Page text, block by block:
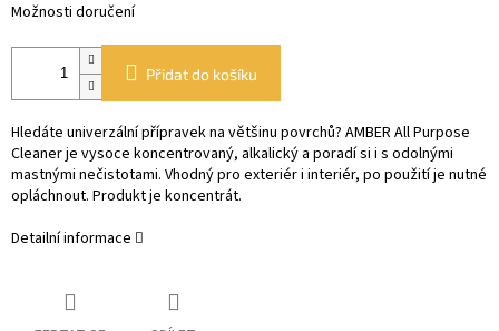
Možnosti doručení
Přidat do košíku
Hledáte univerzální přípravek na většinu povrchů? AMBER All Purpose
Cleaner je vysoce koncentrovaný, alkalický a poradí si i s odolnými
mastnými nečistotami. Vhodný pro exteriér i interiér, po použití je nutné
opláchnout. Produkt je koncentrát.
Detailní informace